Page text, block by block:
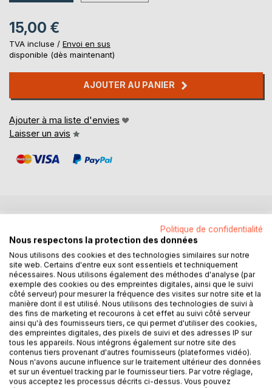
15,00 €
TVA incluse / Envoi en sus
disponible (dès maintenant)
AJOUTER AU PANIER
Ajouter à ma liste d'envies
Laisser un avis
J'ai commencé à écrire ce livre, qui n'en était pas un en
2013. Ce n'était à l'époque que mon journal intime, mais
pas seulement, c'était mon ami, mon confident.
Il m'a permis de poser les choses, d'évacuer et parfois de
comprendre les pratiques auxquelles je faisais face, tel
que la clairvoyance, la clairaudience, la lithothérapie, le
pendule et la cartomancie.
Plus j'avançais dans son écriture, plus l'envie d'un jour
Politique de confidentialité
Nous respectons la protection des données
Nous utilisons des cookies et des technologies similaires sur notre
site web. Certains d'entre eux sont essentiels et techniquement
nécessaires. Nous utilisons également des méthodes d'analyse (par
exemple des cookies ou des empreintes digitales, ainsi que le suivi
côté serveur) pour mesurer la fréquence des visites sur notre site et la
manière dont il est utilisé. Nous utilisons des technologies de suivi à
des fins de marketing et recourons à cet effet au suivi côté serveur
ainsi qu'à des fournisseurs tiers, ce qui permet d'utiliser des cookies,
des empreintes digitales, des pixels de suivi et des adresses IP sur
tous les appareils. Nous intégrons également sur notre site des
contenus tiers provenant d'autres fournisseurs (plateformes vidéo).
Nous n'avons aucune influence sur le traitement ultérieur des données
et sur un éventuel tracking par le fournisseur tiers. Par votre réglage,
vous acceptez les processus décrits ci-dessus. Vous pouvez